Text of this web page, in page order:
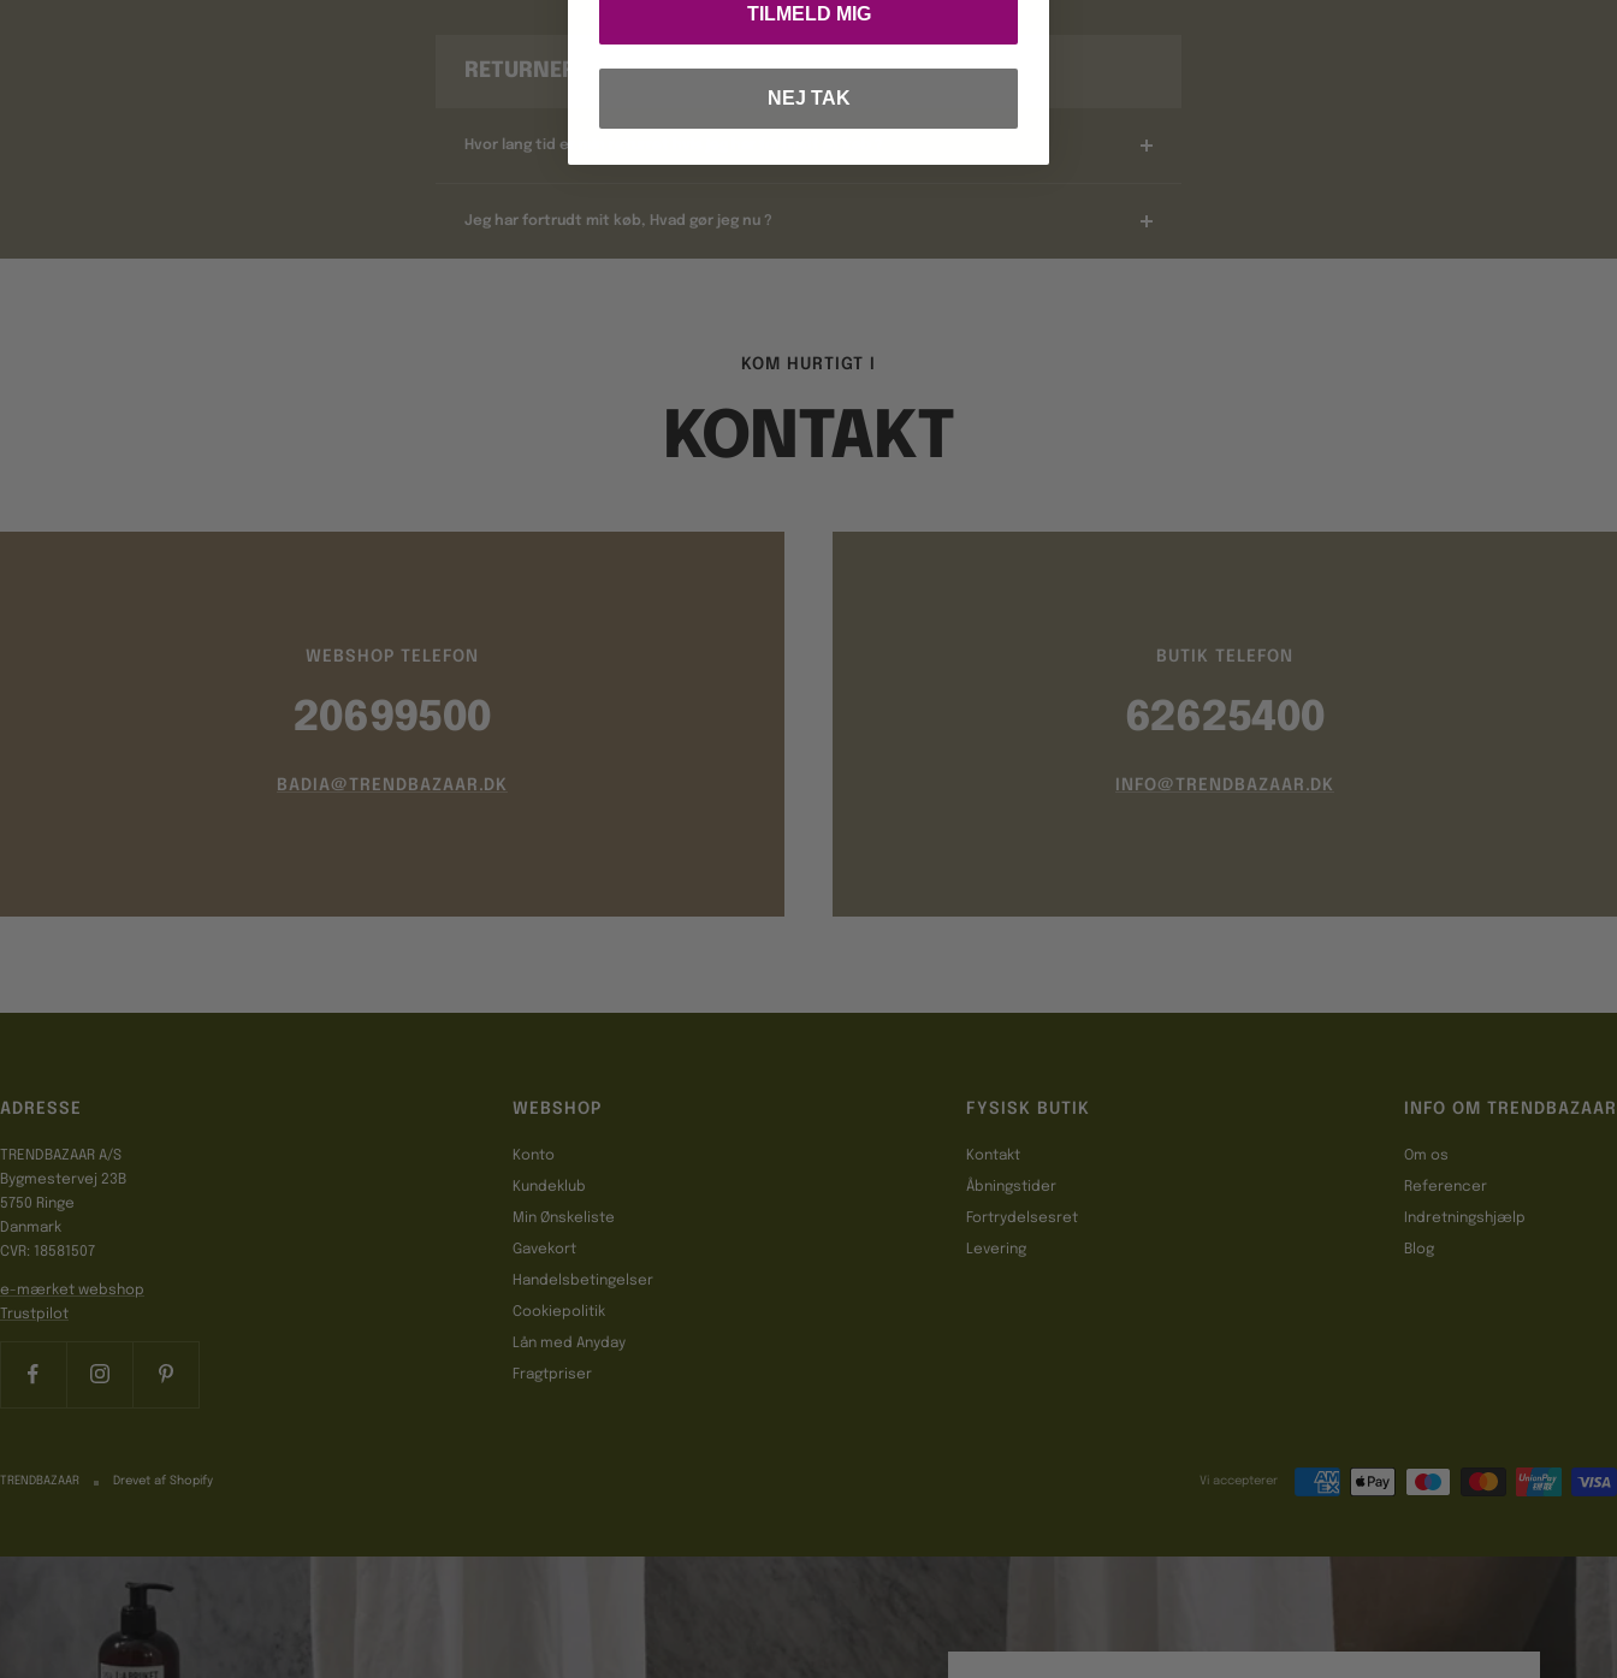
RETURNERING
Hvor lang tid er min returret hvis jeg har fortrudt et køb ?
Jeg har fortrudt mit køb, Hvad gør jeg nu ?
KOM HURTIGT I
KONTAKT
WEBSHOP TELEFON
20699500
BADIA@TRENDBAZAAR.DK
BUTIK TELEFON
62625400
INFO@TRENDBAZAAR.DK
ADRESSE
TRENDBAZAAR A/S
Bygmestervej 23B
5750 Ringe
Danmark
CVR: 18581507
e-mærket webshop
Trustpilot
WEBSHOP
Konto
Kundeklub
Min Ønskeliste
Gavekort
Handelsbetingelser
Cookiepolitik
Lån med Anyday
Fragtpriser
FYSISK BUTIK
Kontakt
Åbningstider
Fortrydelsesret
Levering
INFO OM TRENDBAZAAR
Om os
Referencer
Indretningshjælp
Blog
TRENDBAZAAR Drevet af Shopify Vi accepterer
TILMELD MIG
NEJ TAK